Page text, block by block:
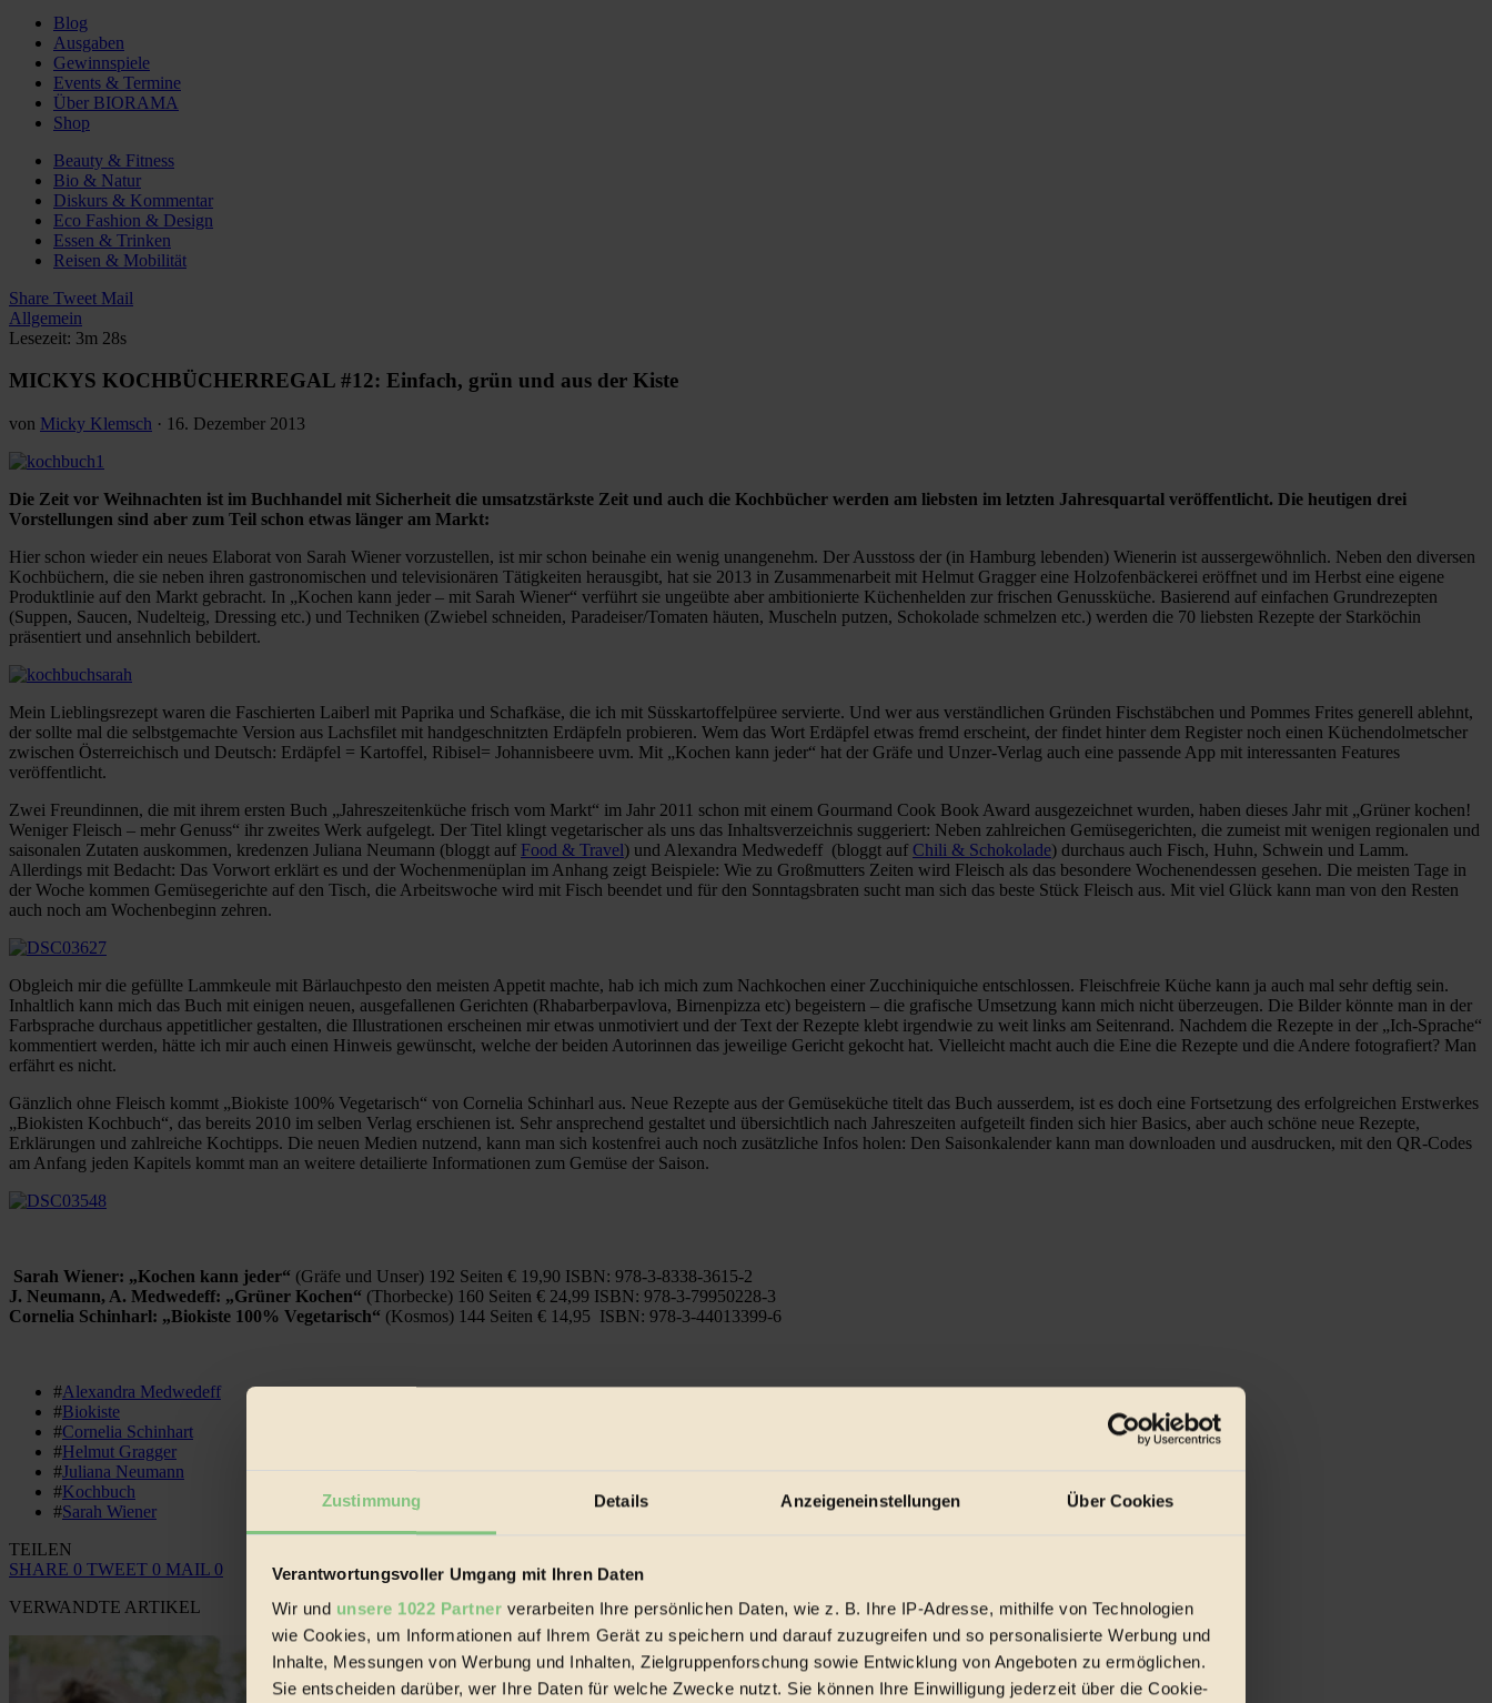
Zustimmung Details Anzeigeneinstellungen Über Cookies
Verantwortungsvoller Umgang mit Ihren Daten
Wir und unsere 1022 Partner verarbeiten Ihre persönlichen Daten, wie z. B. Ihre IP-Adresse, mithilfe von Technologien
wie Cookies, um Informationen auf Ihrem Gerät zu speichern und darauf zuzugreifen und so personalisierte Werbung und
Inhalte, Messungen von Werbung und Inhalten, Zielgruppenforschung sowie Entwicklung von Angeboten zu ermöglichen.
Sie entscheiden darüber, wer Ihre Daten für welche Zwecke nutzt. Sie können Ihre Einwilligung jederzeit über die Cookie-
Blog
Ausgaben
Gewinnspiele
Events & Termine
Über BIORAMA
Shop
Beauty & Fitness
Bio & Natur
Diskurs & Kommentar
Eco Fashion & Design
Essen & Trinken
Reisen & Mobilität
Share Tweet Mail
Allgemein
Lesezeit: 3m 28s
MICKYS KOCHBÜCHERREGAL #12: Einfach, grün und aus der Kiste
von Micky Klemsch · 16. Dezember 2013
Die Zeit vor Weihnachten ist im Buchhandel mit Sicherheit die umsatzstärkste Zeit und auch die Kochbücher werden am liebsten im letzten Jahresquartal veröffentlicht. Die heutigen drei
Vorstellungen sind aber zum Teil schon etwas länger am Markt:
Hier schon wieder ein neues Elaborat von Sarah Wiener vorzustellen, ist mir schon beinahe ein wenig unangenehm. Der Ausstoss der (in Hamburg lebenden) Wienerin ist aussergewöhnlich. Neben den diversen
Kochbüchern, die sie neben ihren gastronomischen und televisionären Tätigkeiten herausgibt, hat sie 2013 in Zusammenarbeit mit Helmut Gragger eine Holzofenbäckerei eröffnet und im Herbst eine eigene
Produktlinie auf den Markt gebracht. In „Kochen kann jeder – mit Sarah Wiener“ verführt sie ungeübte aber ambitionierte Küchenhelden zur frischen Genussküche. Basierend auf einfachen Grundrezepten
(Suppen, Saucen, Nudelteig, Dressing etc.) und Techniken (Zwiebel schneiden, Paradeiser/Tomaten häuten, Muscheln putzen, Schokolade schmelzen etc.) werden die 70 liebsten Rezepte der Starköchin
präsentiert und ansehnlich bebildert.
Mein Lieblingsrezept waren die Faschierten Laiberl mit Paprika und Schafkäse, die ich mit Süsskartoffelpüree servierte. Und wer aus verständlichen Gründen Fischstäbchen und Pommes Frites generell ablehnt,
der sollte mal die selbstgemachte Version aus Lachsfilet mit handgeschnitzten Erdäpfeln probieren. Wem das Wort Erdäpfel etwas fremd erscheint, der findet hinter dem Register noch einen Küchendolmetscher
zwischen Österreichisch und Deutsch: Erdäpfel = Kartoffel, Ribisel= Johannisbeere uvm. Mit „Kochen kann jeder“ hat der Gräfe und Unzer-Verlag auch eine passende App mit interessanten Features
veröffentlicht.
Zwei Freundinnen, die mit ihrem ersten Buch „Jahreszeitenküche frisch vom Markt“ im Jahr 2011 schon mit einem Gourmand Cook Book Award ausgezeichnet wurden, haben dieses Jahr mit „Grüner kochen!
Weniger Fleisch – mehr Genuss“ ihr zweites Werk aufgelegt. Der Titel klingt vegetarischer als uns das Inhaltsverzeichnis suggeriert: Neben zahlreichen Gemüsegerichten, die zumeist mit wenigen regionalen und
saisonalen Zutaten auskommen, kredenzen Juliana Neumann (bloggt auf Food & Travel) und Alexandra Medwedeff (bloggt auf Chili & Schokolade) durchaus auch Fisch, Huhn, Schwein und Lamm.
Allerdings mit Bedacht: Das Vorwort erklärt es und der Wochenmenüplan im Anhang zeigt Beispiele: Wie zu Großmutters Zeiten wird Fleisch als das besondere Wochenendessen gesehen. Die meisten Tage in
der Woche kommen Gemüsegerichte auf den Tisch, die Arbeitswoche wird mit Fisch beendet und für den Sonntagsbraten sucht man sich das beste Stück Fleisch aus. Mit viel Glück kann man von den Resten
auch noch am Wochenbeginn zehren.
Obgleich mir die gefüllte Lammkeule mit Bärlauchpesto den meisten Appetit machte, hab ich mich zum Nachkochen einer Zucchiniquiche entschlossen. Fleischfreie Küche kann ja auch mal sehr deftig sein.
Inhaltlich kann mich das Buch mit einigen neuen, ausgefallenen Gerichten (Rhabarberpavlova, Birnenpizza etc) begeistern – die grafische Umsetzung kann mich nicht überzeugen. Die Bilder könnte man in der
Farbsprache durchaus appetitlicher gestalten, die Illustrationen erscheinen mir etwas unmotiviert und der Text der Rezepte klebt irgendwie zu weit links am Seitenrand. Nachdem die Rezepte in der „Ich-Sprache“
kommentiert werden, hätte ich mir auch einen Hinweis gewünscht, welche der beiden Autorinnen das jeweilige Gericht gekocht hat. Vielleicht macht auch die Eine die Rezepte und die Andere fotografiert? Man
erfährt es nicht.
Gänzlich ohne Fleisch kommt „Biokiste 100% Vegetarisch“ von Cornelia Schinharl aus. Neue Rezepte aus der Gemüseküche titelt das Buch ausserdem, ist es doch eine Fortsetzung des erfolgreichen Erstwerkes
„Biokisten Kochbuch“, das bereits 2010 im selben Verlag erschienen ist. Sehr ansprechend gestaltet und übersichtlich nach Jahreszeiten aufgeteilt finden sich hier Basics, aber auch schöne neue Rezepte,
Erklärungen und zahlreiche Kochtipps. Die neuen Medien nutzend, kann man sich kostenfrei auch noch zusätzliche Infos holen: Den Saisonkalender kann man downloaden und ausdrucken, mit den QR-Codes
am Anfang jeden Kapitels kommt man an weitere detailierte Informationen zum Gemüse der Saison.
Sarah Wiener: „Kochen kann jeder“ (Gräfe und Unser) 192 Seiten € 19,90 ISBN: 978-3-8338-3615-2
J. Neumann, A. Medwedeff: „Grüner Kochen“ (Thorbecke) 160 Seiten € 24,99 ISBN: 978-3-79950228-3
Cornelia Schinharl: „Biokiste 100% Vegetarisch“ (Kosmos) 144 Seiten € 14,95 ISBN: 978-3-44013399-6
#Alexandra Medwedeff
#Biokiste
#Cornelia Schinhart
#Helmut Gragger
#Juliana Neumann
#Kochbuch
#Sarah Wiener
TEILEN
SHARE 0 TWEET 0 MAIL 0
VERWANDTE ARTIKEL